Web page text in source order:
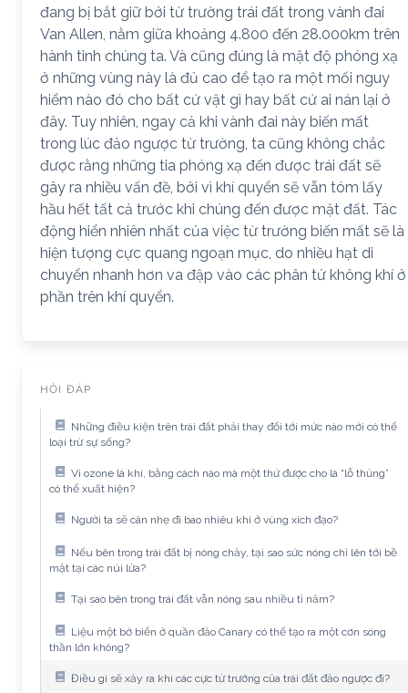
đang bị bắt giữ bởi từ trường trái đất trong vành đai
Van Allen, nằm giữa khoảng 4.800 đến 28.000km trên
hành tinh chúng ta. Và cũng đúng là mật độ phóng xạ
ở những vùng này là đủ cao để tạo ra một mối nguy
hiểm nào đó cho bất cứ vật gì hay bất cứ ai nán lại ở
đây. Tuy nhiên, ngay cả khi vành đai này biến mất
trong lúc đảo ngược từ trường, ta cũng không chắc
được rằng những tia phóng xạ đến được trái đất sẽ
gây ra nhiều vấn đề, bởi vì khí quyển sẽ vẫn tóm lấy
hầu hết tất cả trước khi chúng đến được mặt đất. Tác
động hiển nhiên nhất của việc từ trường biến mất sẽ là
hiện tượng cực quang ngoạn mục, do nhiều hạt di
chuyển nhanh hơn va đập vào các phân tử không khí ở
phần trên khí quyển.
HỎI ĐÁP
Những điều kiện trên trái đất phải thay đổi tới mức nào mới có thể
loại trừ sự sống?
Vì ozone là khí, bằng cách nào mà một thứ được cho là “lỗ thủng”
có thể xuất hiện?
Người ta sẽ cân nhẹ đi bao nhiêu khi ở vùng xích đạo?
Nếu bên trong trái đất bị nóng chảy, tại sao sức nóng chỉ lên tới bề
mặt tại các núi lửa?
Tại sao bên trong trái đất vẫn nóng sau nhiều tỉ năm?
Liệu một bờ biển ở quần đảo Canary có thể tạo ra một cơn sóng
thần lớn không?
Điều gì sẽ xảy ra khi các cực từ trường của trái đất đảo ngược đi?